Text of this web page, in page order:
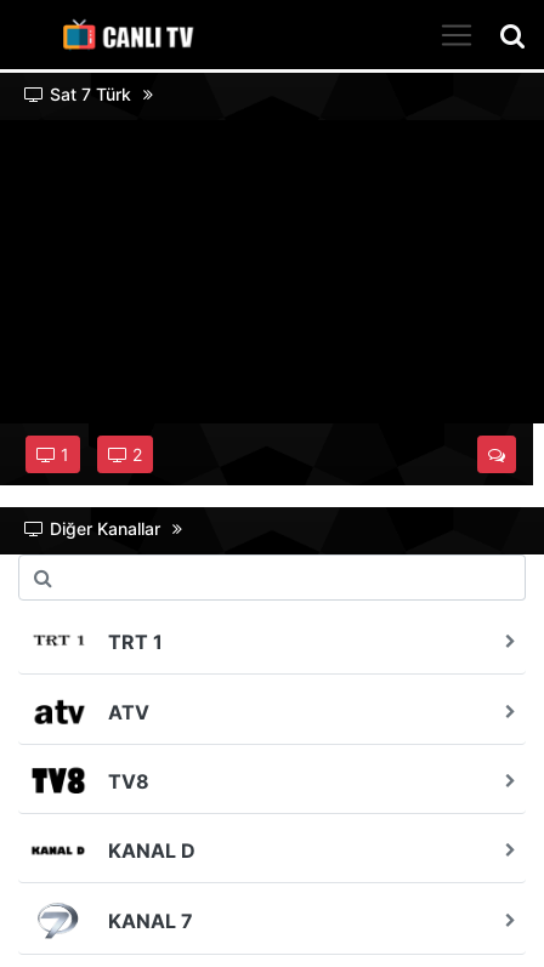
Sat 7 Türk
1 2
Diğer Kanallar
TRT 1
ATV
TV8
KANAL D
KANAL 7